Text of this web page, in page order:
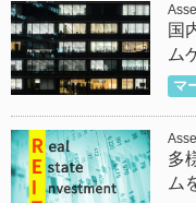
国
ム
マ
多
ム